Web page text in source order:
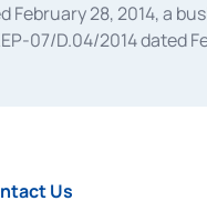
February 28, 2014, a
07/D.04/2014
of the Financial
license was issued in
Us